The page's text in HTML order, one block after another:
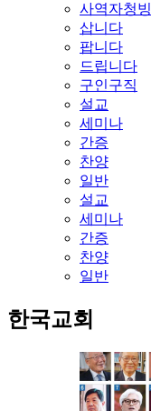
사역자청빙
삽니다
팝니다
드립니다
구인구직
설교
세미나
간증
찬양
일반
설교
세미나
간증
찬양
일반
한국교회